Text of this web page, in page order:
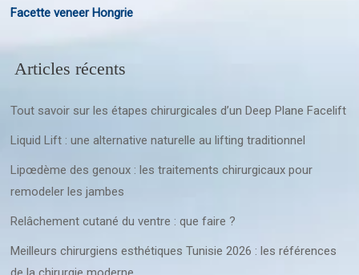
Facette veneer Hongrie
Articles récents
Tout savoir sur les étapes chirurgicales d’un Deep Plane Facelift
Liquid Lift : une alternative naturelle au lifting traditionnel
Lipœdème des genoux : les traitements chirurgicaux pour
remodeler les jambes
Relâchement cutané du ventre : que faire ?
Meilleurs chirurgiens esthétiques Tunisie 2026 : les références